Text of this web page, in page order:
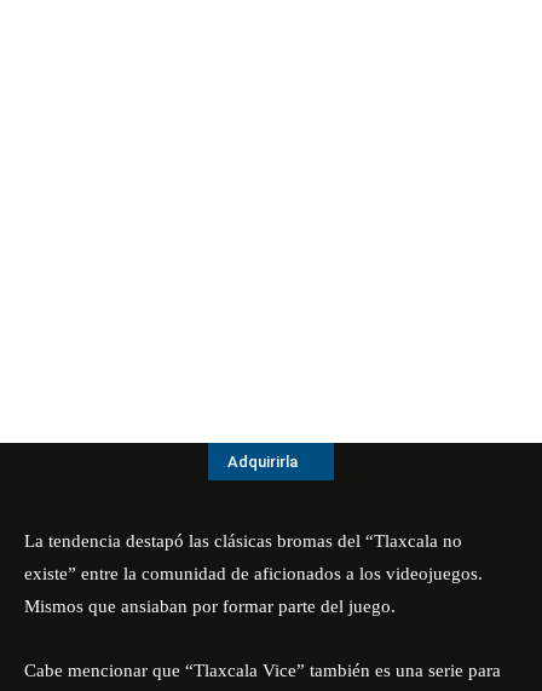
Adquirirla
La tendencia destapó las clásicas bromas del “Tlaxcala no
existe” entre la comunidad de aficionados a los videojuegos.
Mismos que ansiaban por formar parte del juego.
Cabe mencionar que “Tlaxcala Vice” también es una serie para